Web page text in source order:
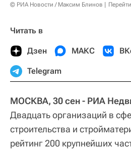
© РИА Новости / Максим Блинов
Читать в
Дзен МАКС
Telegram
МОСКВА, 30 сен - РИА
Двадцать организаций в
строительства и
рейтинг 200 крупнейших